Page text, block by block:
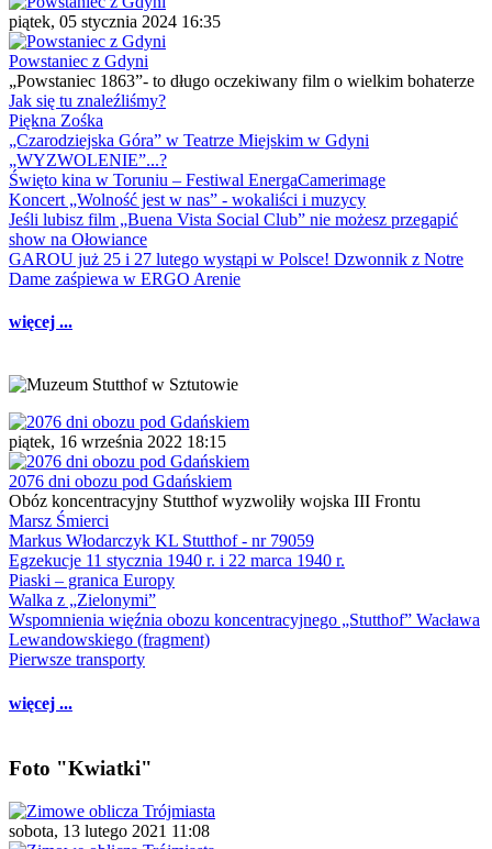
piątek, 05 stycznia 2024 16:35
Powstaniec z Gdyni
„Powstaniec 1863”- to długo oczekiwany film o wielkim bohaterze
Jak się tu znaleźliśmy?
Piękna Zośka
„Czarodziejska Góra” w Teatrze Miejskim w Gdyni
„WYZWOLENIE”...?
Święto kina w Toruniu – Festiwal EnergaCamerimage
Koncert „Wolność jest w nas” - wokaliści i muzycy
Jeśli lubisz film „Buena Vista Social Club” nie możesz przegapić
show na Ołowiance
GAROU już 25 i 27 lutego wystąpi w Polsce! Dzwonnik z Notre
Dame zaśpiewa w ERGO Arenie
więcej ...
piątek, 16 września 2022 18:15
2076 dni obozu pod Gdańskiem
Obóz koncentracyjny Stutthof wyzwoliły wojska III Frontu
Marsz Śmierci
Markus Włodarczyk KL Stutthof - nr 79059
Egzekucje 11 stycznia 1940 r. i 22 marca 1940 r.
Piaski – granica Europy
Walka z „Zielonymi”
Wspomnienia więźnia obozu koncentracyjnego „Stutthof” Wacława
Lewandowskiego (fragment)
Pierwsze transporty
więcej ...
Foto "Kwiatki"
sobota, 13 lutego 2021 11:08